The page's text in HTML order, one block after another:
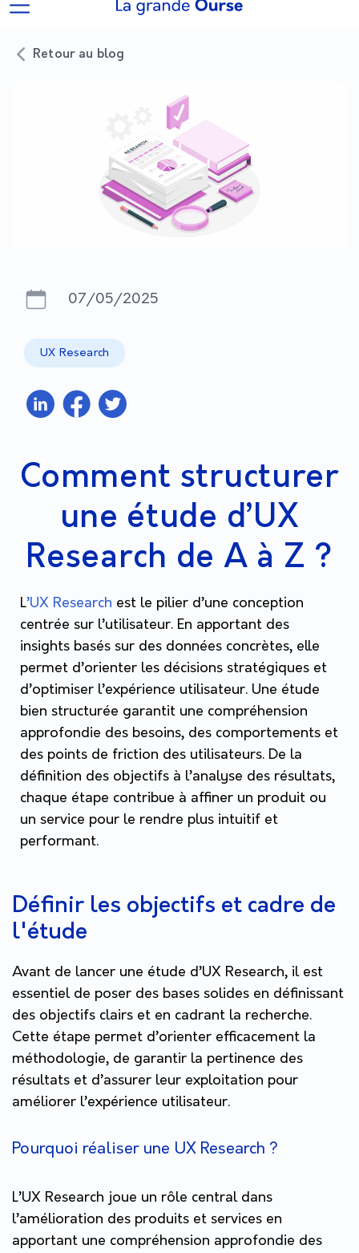
Retour au blog
07/05/2025
UX Research
Comment structurer
une étude d’UX
Research de A à Z ?
L’UX Research est le pilier d’une conception
centrée sur l’utilisateur. En apportant des
insights basés sur des données concrètes, elle
permet d’orienter les décisions stratégiques et
d’optimiser l’expérience utilisateur. Une étude
bien structurée garantit une compréhension
approfondie des besoins, des comportements et
des points de friction des utilisateurs. De la
définition des objectifs à l’analyse des résultats,
chaque étape contribue à affiner un produit ou
un service pour le rendre plus intuitif et
performant.
Définir les objectifs et cadre de
l'étude
Avant de lancer une étude d’UX Research, il est
essentiel de poser des bases solides en définissant
des objectifs clairs et en cadrant la recherche.
Cette étape permet d’orienter efficacement la
méthodologie, de garantir la pertinence des
résultats et d’assurer leur exploitation pour
améliorer l’expérience utilisateur.
Pourquoi réaliser une UX Research ?
L’UX Research joue un rôle central dans
l’amélioration des produits et services en
apportant une compréhension approfondie des